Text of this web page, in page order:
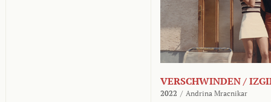
VERSCHWINDEN /
2022 / Andrina Mracnikar